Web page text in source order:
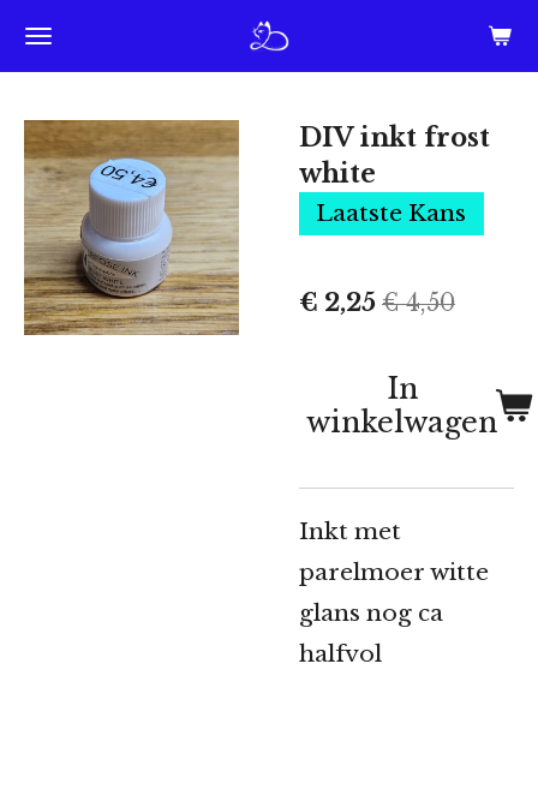
Ga
direct
de
hoofdinhoud
DIV inkt frost
white
Laatste Kans
€ 2,25 € 4,50
In
winkelwagen
Inkt met
parelmoer witte
glans nog ca
halfvol